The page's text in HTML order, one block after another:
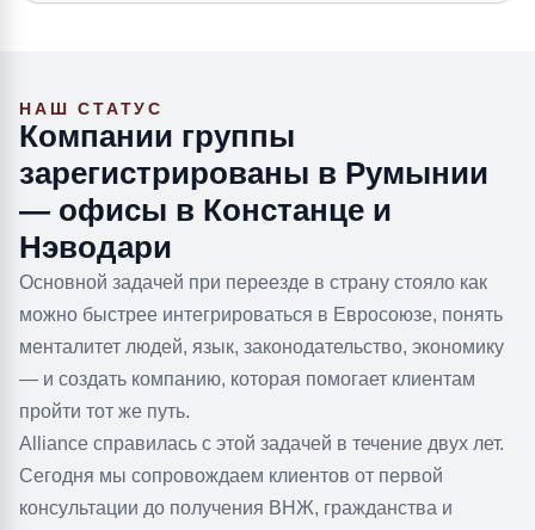
НАШ СТАТУС
Компании группы
зарегистрированы в Румынии
— офисы в Констанце и
Нэводари
Основной задачей при переезде в страну стояло как
можно быстрее интегрироваться в Евросоюзе, понять
менталитет людей, язык, законодательство, экономику
— и создать компанию, которая помогает клиентам
пройти тот же путь.
Alliance справилась с этой задачей в течение двух лет.
Сегодня мы сопровождаем клиентов от первой
консультации до получения ВНЖ, гражданства и